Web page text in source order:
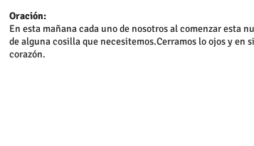
Oración:
En esta mañana cada uno de nosotros al comenzar esta
de alguna cosilla que necesitemos.Cerramos lo ojos y en
corazón.